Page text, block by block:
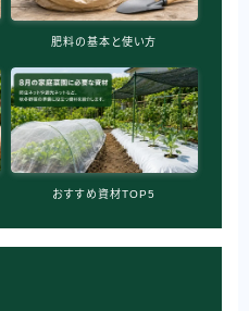
肥料の基本と使い方
おすすめ資材TOP5